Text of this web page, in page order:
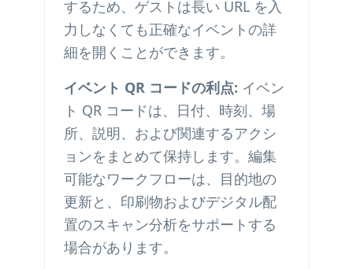
するため、ゲストは長い URL を入
力しなくても正確なイベントの詳
細を開くことができます。
イベント QR コードの利点: イベン
ト QR コードは、日付、時刻、場
所、説明、および関連するアクシ
ョンをまとめて保持します。編集
可能なワークフローは、目的地の
更新と、印刷物およびデジタル配
置のスキャン分析をサポートする
場合があります。